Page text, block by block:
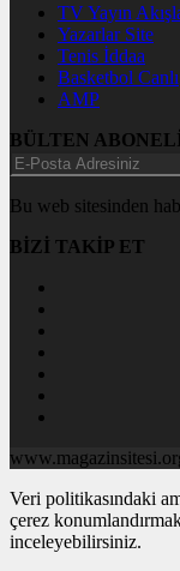
TV Yayın
Yazarlar Site
Tenis İddaa
Basketbol Canlı
AMP
BÜLTEN
Bu web sitesinden
BİZİ TAKİP ET
Veri politikasındaki
çerez
inceleyebilirsiniz.